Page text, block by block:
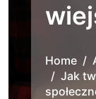
Home
Jak